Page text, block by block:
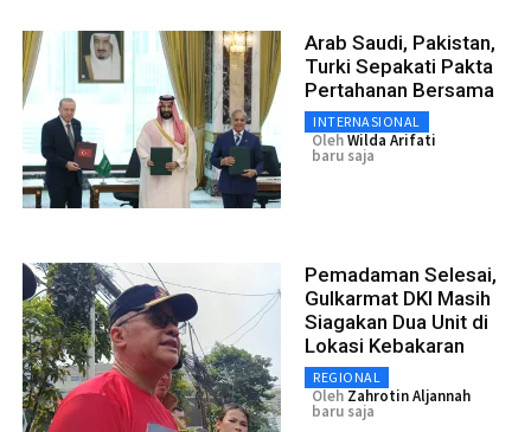
Arab Saudi, Pakistan,
Turki Sepakati Pakta
Pertahanan Bersama
INTERNASIONAL
OlehWilda Arifati
baru saja
Pemadaman Selesai,
Gulkarmat DKI Masih
Siagakan Dua Unit di
Lokasi Kebakaran
REGIONAL
Oleh Zahrotin Aljannah
baru saja